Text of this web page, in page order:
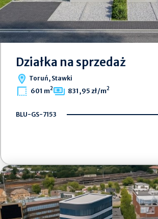
Działka na sprzedaż
Toruń, Stawki
601 m2 831,95 zł/m2
BLU-GS-7153